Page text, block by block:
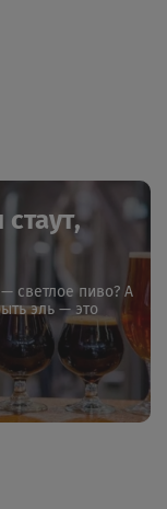
светлое пиво? А
эль — это